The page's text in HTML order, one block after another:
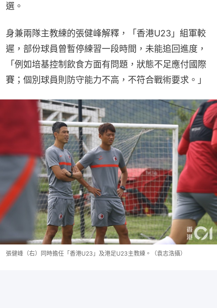
選。
身兼兩隊主教練的張健峰解釋，「香港U23」組軍較
遲，部份球員曾暫停練習一段時間，未能追回進度，
「例如培基控制飲食方面有問題，狀態不足應付國際
賽；個別球員則防守能力不高，不符合戰術要求。」
張健峰（右）同時擔任「香港U23」及港足U23主教練。（袁志浩攝）